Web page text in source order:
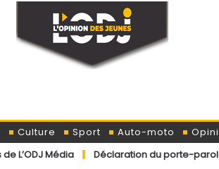
Culture Sport Auto-moto
Déclaration du porte-parole officiel du